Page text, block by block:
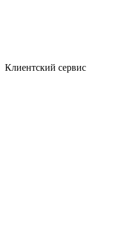
Клиентский сервис